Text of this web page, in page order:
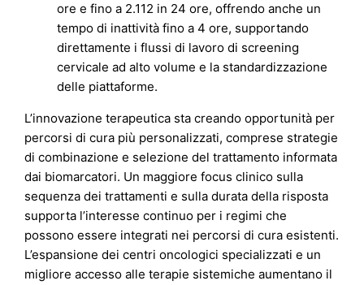
ore e fino a 2.112 in 24 ore, offrendo anche un
tempo di inattività fino a 4 ore, supportando
direttamente i flussi di lavoro di screening
cervicale ad alto volume e la standardizzazione
delle piattaforme.
L’innovazione terapeutica sta creando opportunità per
percorsi di cura più personalizzati, comprese strategie
di combinazione e selezione del trattamento informata
dai biomarcatori. Un maggiore focus clinico sulla
sequenza dei trattamenti e sulla durata della risposta
supporta l’interesse continuo per i regimi che
possono essere integrati nei percorsi di cura esistenti.
L’espansione dei centri oncologici specializzati e un
migliore accesso alle terapie sistemiche aumentano il